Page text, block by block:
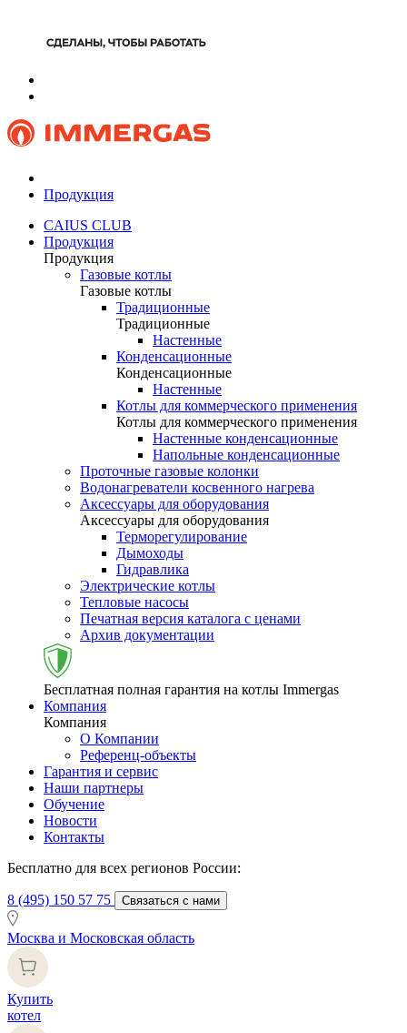
Продукция
CAIUS CLUB
Продукция
Продукция
Газовые котлы
Газовые котлы
Традиционные
Традиционные
Настенные
Конденсационные
Конденсационные
Настенные
Котлы для коммерческого применения
Котлы для коммерческого применения
Настенные конденсационные
Напольные конденсационные
Проточные газовые колонки
Водонагреватели косвенного нагрева
Аксессуары для оборудования
Аксессуары для оборудования
Терморегулирование
Дымоходы
Гидравлика
Электрические котлы
Тепловые насосы
Печатная версия каталога с ценами
Архив документации
Бесплатная полная гарантия на котлы Immergas
Компания
Компания
О Компании
Референц-объекты
Гарантия и сервис
Наши партнеры
Обучение
Новости
Контакты
Бесплатно для всех регионов России:
8 (495) 150 57 75 Связаться с нами
Москва и Московская область
Купить
котел